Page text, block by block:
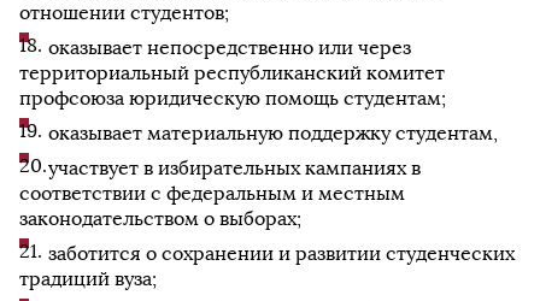
отношении студентов;
оказывает непосредственно или через
территориальный республиканский комитет
профсоюза юридическую помощь студентам;
оказывает материальную поддержку студентам,
участвует в избирательных кампаниях в
соответствии с федеральным и местным
законодательством о выборах;
заботится о сохранении и развитии студенческих
традиций вуза;